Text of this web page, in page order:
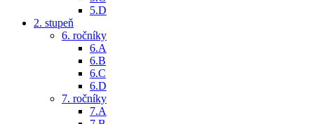
5.D
2. stupeň
6. ročníky
6.A
6.B
6.C
6.D
7. ročníky
7.A